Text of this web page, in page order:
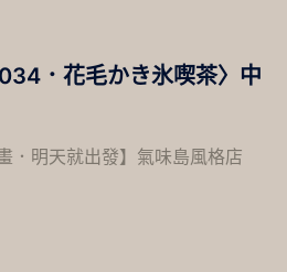
．花毛かき氷喫茶〉中
．明天就出發】氣味島風格店